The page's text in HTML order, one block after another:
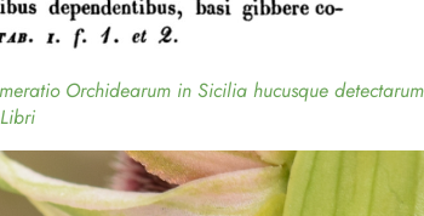
Orchidearum in Sicilia hucusque